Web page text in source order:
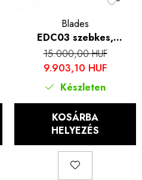
Blades
EDC03 szebkes,
kempingezés és túrázás,
Rozsdamentes acél 440B,
15.000,00 HUF
9.903,10 HUF
Készleten
KOSÁRBA
HELYEZÉS